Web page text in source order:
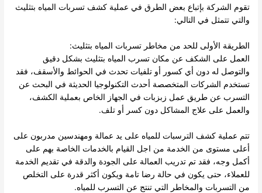
تقوم الشركة بإتباع بعض الطرق في عملية كشف تسربات المياه بتثليث
والتي تتمثل في التالي:
الطريقة الأولى للحد من مخاطر تسربات المياه بتثليث:
العمل على الشكف عن مكان تسرب المياه بتثليث بشكل دقيق
والتوصل له دون أي كسور أو تلفيات تحدث في الحوائط والأسقف، فقد
تستخدم الشركات المتخصصة أحدث التكنولوجيا الحديثة في البحث عن
التسرب عن طريق عمل زبزبات في الجهاز الخاص بعملية الكشف،
والعمل على علاج المشاكل دون كسر أو تلف.
تتم عملية كشف الترسبات للمياه على يد عمالة ومهندسين مدربون على
أعلى مستوى من الخدمة من اجل القيام بالخدمات الخاصة بهم على
أكمل وجه، فقد تم تدريب العمالة على الجودة والدقة في تقديم الخدمة
للعملاء، حتى يكون في حالة رضا تامة ويكون أكثر قدرة على التخلص
من التسربات والمخاطر التي تنتج عن التسرب للمياه.